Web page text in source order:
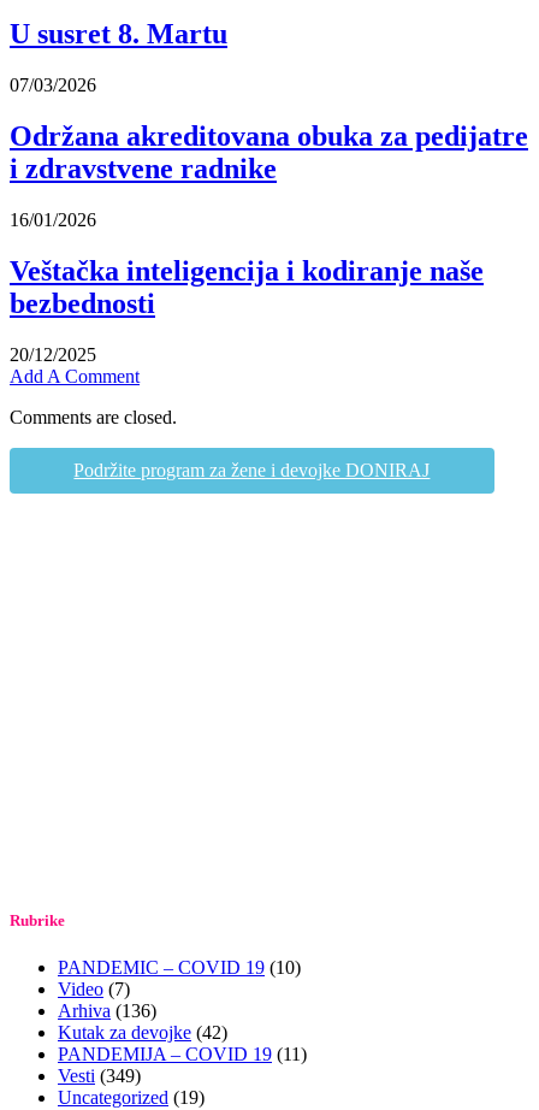
U susret 8. Martu
07/03/2026
Održana akreditovana obuka za pedijatre
i zdravstvene radnike
16/01/2026
Veštačka inteligencija i kodiranje naše
bezbednosti
20/12/2025
Add A Comment
Comments are closed.
Podržite program za žene i devojke DONIRAJ
Rubrike
PANDEMIC – COVID 19 (10)
Video (7)
Arhiva (136)
Kutak za devojke (42)
PANDEMIJA – COVID 19 (11)
Vesti (349)
Uncategorized (19)